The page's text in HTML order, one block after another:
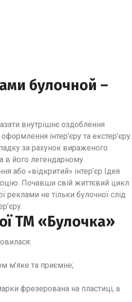
булочной –
внутрішнє оздоблення
інтер’єру та екстер’єру.
за рахунок вираженого
в його легендарному
або «відкритий» інтер’єр Ідея
Почавши свій життєвий цикл
реклами не тільки булочної слід
ТМ «Булочка»
м’яке та приємне;
фрезерована на пластиці, а